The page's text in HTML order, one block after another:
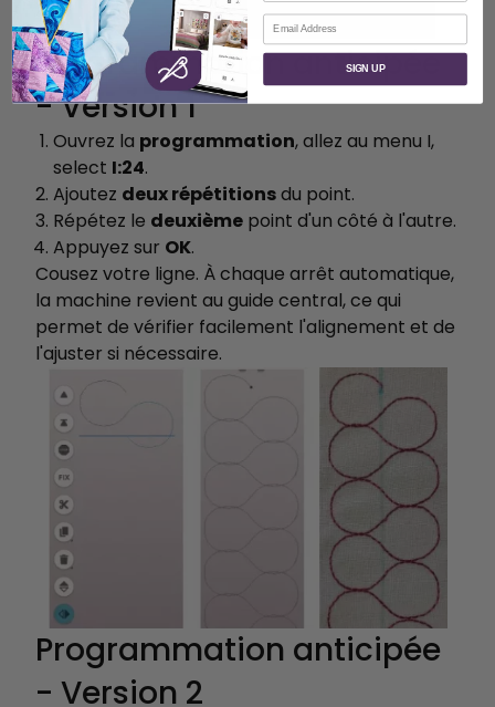
Programmation anticipée
- Version 1
Ouvrez la programmation, allez au menu I,
select I:24.
Ajoutez deux répétitionsdu point.
Répétez le deuxième point d'un côté à l'autre.
Appuyez sur OK.
Cousez votre ligne. À chaque arrêt automatique,
la machine revient au guide central, ce qui
permet de vérifier facilement l'alignement et de
l'ajuster si nécessaire.
Programmation anticipée
- Version 2
Courriel
SIGN UP